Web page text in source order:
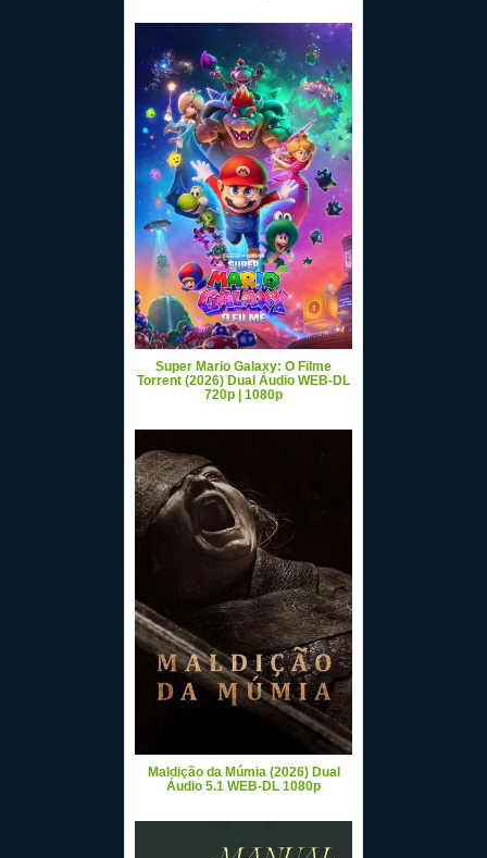
Super Mario Galaxy: O Filme
Torrent (2026) Dual Áudio WEB-DL
720p | 1080p
Maldição da Múmia (2026) Dual
Áudio 5.1 WEB-DL 1080p